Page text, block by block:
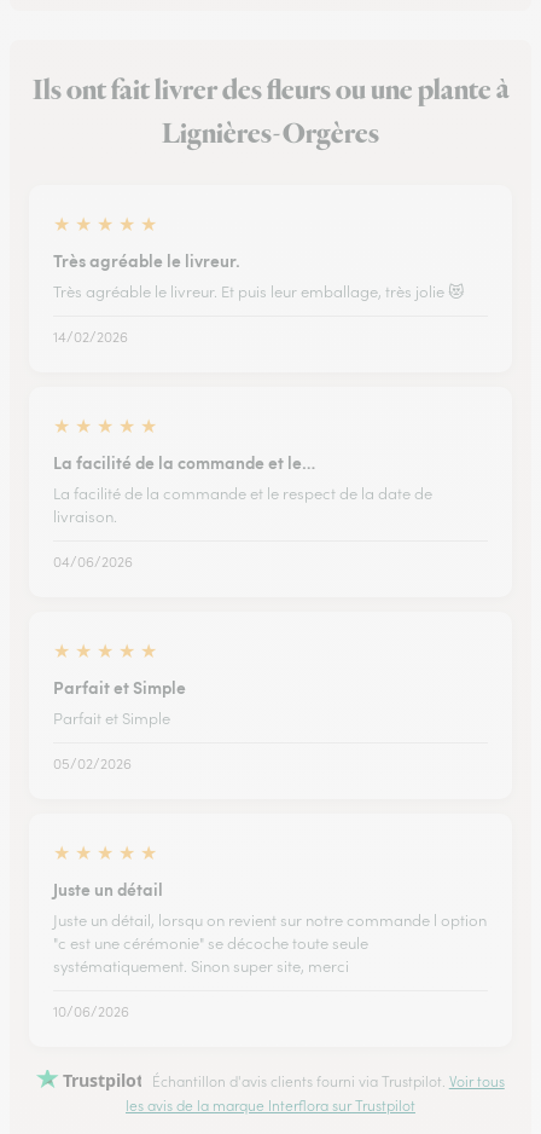
Ils ont fait livrer des fleurs ou une plante à
Lignières-Orgères
★ ★ ★ ★ ★
Très agréable le livreur.
Très agréable le livreur. Et puis leur emballage, très jolie 😻
14/02/2026
★ ★ ★ ★ ★
La facilité de la commande et le…
La facilité de la commande et le respect de la date de
livraison.
04/06/2026
★ ★ ★ ★ ★
Parfait et Simple
Parfait et Simple
05/02/2026
★ ★ ★ ★ ★
Juste un détail
Juste un détail, lorsqu on revient sur notre commande l option
"c est une cérémonie" se décoche toute seule
systématiquement. Sinon super site, merci
10/06/2026
Trustpilot Échantillon d'avis clients fourni via Trustpilot. Voir tous
les avis de la marque Interflora sur Trustpilot